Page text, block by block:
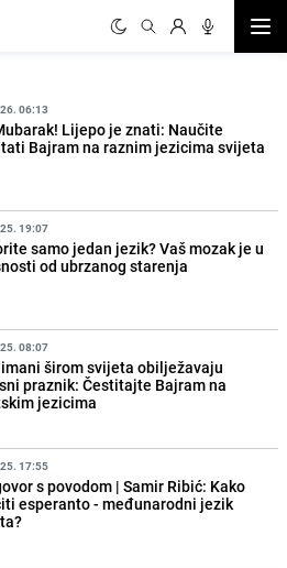
06:13
Lijepo je znati: Naučite
Bajram na raznim jezicima svijeta
19:07
samo jedan jezik? Vaš mozak je u
od ubrzanog starenja
08:07
širom svijeta obilježavaju
praznik: Čestitajte Bajram na
jezicima
17:55
s povodom | Samir Ribić: Kako
esperanto - međunarodni jezik